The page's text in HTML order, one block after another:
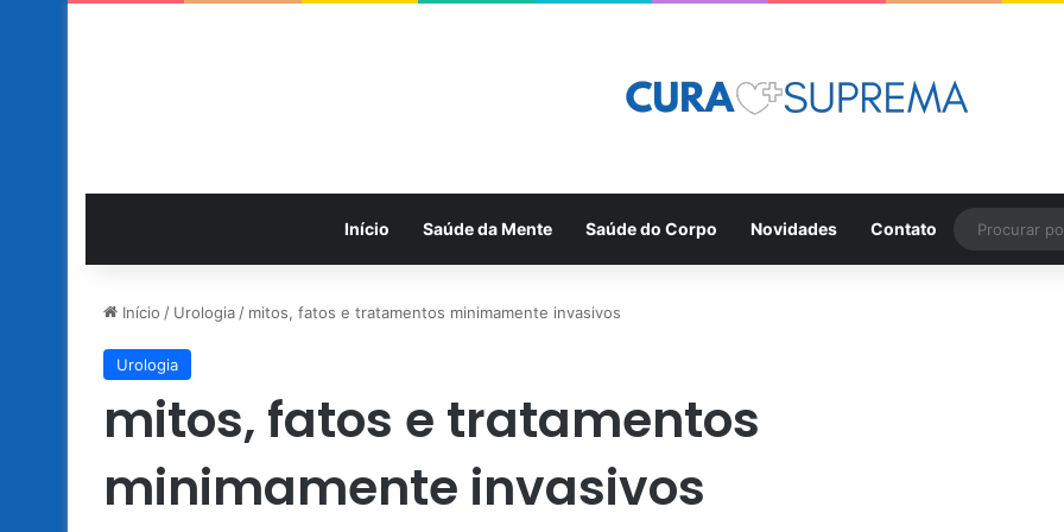
Início Saúde da Mente Saúde do Corpo Novidades Contato
Início / Urologia / mitos, fatos e tratamentos minimamente invasivos
Urologia
mitos, fatos e tratamentos
minimamente invasivos